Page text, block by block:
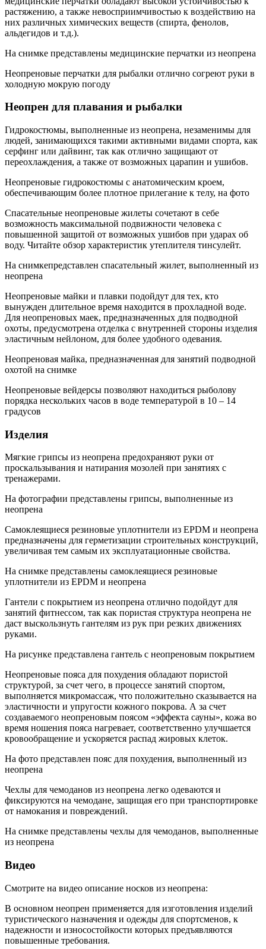
растяжению, а также невосприимчивостью к воздействию на
них различных химических веществ (спирта, фенолов,
альдегидов и т.д.).
На снимке представлены медицинские перчатки из неопрена
Неопреновые перчатки для рыбалки отлично согреют руки в
холодную мокрую погоду
Неопрен для плавания и рыбалки
Гидрокостюмы, выполненные из неопрена, незаменимы для
людей, занимающихся такими активными видами спорта, как
серфинг или дайвинг, так как отлично защищают от
переохлаждения, а также от возможных царапин и ушибов.
Неопреновые гидрокостюмы с анатомическим кроем,
обеспечивающим более плотное прилегание к телу, на фото
Спасательные неопреновые жилеты сочетают в себе
возможность максимальной подвижности человека с
повышенной защитой от возможных ушибов при ударах об
воду. Читайте обзор характеристик утеплителя тинсулейт.
На снимкепредставлен спасательный жилет, выполненный из
неопрена
Неопреновые майки и плавки подойдут для тех, кто
вынужден длительное время находится в прохладной воде.
Для неопреновых маек, предназначенных для подводной
охоты, предусмотрена отделка с внутренней стороны изделия
эластичным нейлоном, для более удобного одевания.
Неопреновая майка, предназначенная для занятий подводной
охотой на снимке
Неопреновые вейдерсы позволяют находиться рыболову
порядка нескольких часов в воде температурой в 10 – 14
градусов
Изделия
Мягкие грипсы из неопрена предохраняют руки от
проскальзывания и натирания мозолей при занятиях с
тренажерами.
На фотографии представлены грипсы, выполненные из
неопрена
Самоклеящиеся резиновые уплотнители из EPDM и неопрена
предназначены для герметизации строительных конструкций,
увеличивая тем самым их эксплуатационные свойства.
На снимке представлены самоклеящиеся резиновые
уплотнители из EPDM и неопрена
Гантели с покрытием из неопрена отлично подойдут для
занятий фитнессом, так как пористая структура неопрена не
даст выскользнуть гантелям из рук при резких движениях
руками.
На рисунке представлена гантель с неопреновым покрытием
Неопреновые пояса для похудения обладают пористой
структурой, за счет чего, в процессе занятий спортом,
выполняется микромассаж, что положительно сказывается на
эластичности и упругости кожного покрова. А за счет
создаваемого неопреновым поясом «эффекта сауны», кожа во
время ношения пояса нагревает, соответственно улучшается
кровообращение и ускоряется распад жировых клеток.
На фото представлен пояс для похудения, выполненный из
неопрена
Чехлы для чемоданов из неопрена легко одеваются и
фиксируются на чемодане, защищая его при транспортировке
от намокания и повреждений.
На снимке представлены чехлы для чемоданов, выполненные
из неопрена
Видео
Смотрите на видео описание носков из неопрена:
В основном неопрен применяется для изготовления изделий
туристического назначения и одежды для спортсменов, к
надежности и износостойкости которых предъявляются
повышенные требования.